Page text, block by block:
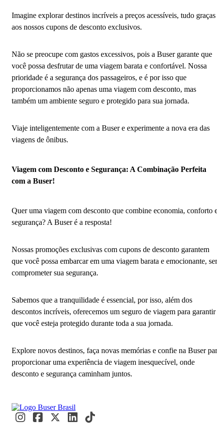
Imagine explorar destinos incríveis a preços acessíveis, tudo graças
aos nossos cupons de desconto exclusivos.
Não se preocupe com gastos excessivos, pois a Buser garante que
você possa desfrutar de uma viagem barata e confortável. Nossa
prioridade é a segurança dos passageiros, e é por isso que
proporcionamos não apenas uma viagem com desconto, mas
também um ambiente seguro e protegido para sua jornada.
Viaje inteligentemente com a Buser e experimente a nova era das
viagens de ônibus.
Viagem com Desconto e Segurança: A Combinação Perfeita
com a Buser!
Quer uma viagem com desconto que combine economia, conforto
segurança? A Buser é a resposta!
Nossas promoções exclusivas com cupons de desconto garantem
que você possa embarcar em uma viagem barata e emocionante,
comprometer sua segurança.
Sabemos que a tranquilidade é essencial, por isso, além dos
descontos incríveis, oferecemos um seguro de viagem para garantir
que você esteja protegido durante toda a sua jornada.
Explore novos destinos, faça novas memórias e confie na Buser
proporcionar uma experiência de viagem inesquecível, onde
desconto e segurança caminham juntos.